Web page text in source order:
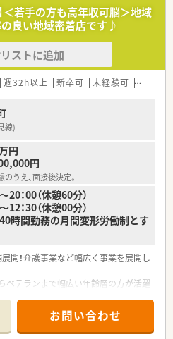
＜若手の方も高年収可脳＞地域
良い地域密着店です♪
ストに追加
週32h以上 新卒可 未経験可 ブラン
線)
円
円
うえ、面接後決定。
：00（休憩60分）
（休憩00分）
時間勤務の月間変形労働制とす
開！介護事業など幅広く事業を展開し
ベテランまで幅広い年齢層の方が活躍
援して頂ける企業です！風通しがよく
お問い合わせ